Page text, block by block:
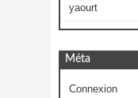
yaourt
Méta
Connexion